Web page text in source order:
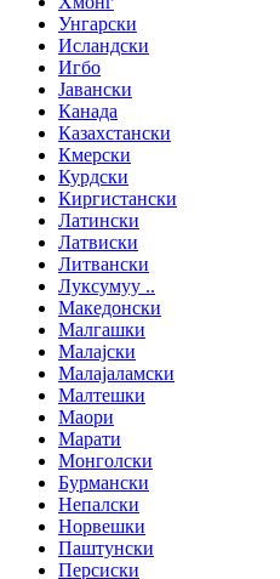
Унгарски
Исландски
Игбо
Јавански
Канада
Казахстански
Кмерски
Курдски
Киргистански
Латински
Латвиски
Литвански
Луксумуу ..
Македонски
Малгашки
Малајски
Малајаламски
Малтешки
Маори
Марати
Монголски
Бурмански
Непалски
Норвешки
Паштунски
Персиски